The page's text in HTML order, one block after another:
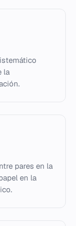
la
pares en la
en la